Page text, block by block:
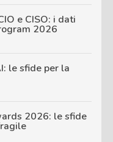
e CISO: i dati
2026
le sfide per la
2026: le sfide